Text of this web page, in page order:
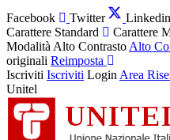
Facebook Twitter Linkedin
Carattere Standard
Carattere
Modalità Alto Contrasto Alto
originali Reimposta
Iscriviti Iscriviti Login Area
Unitel